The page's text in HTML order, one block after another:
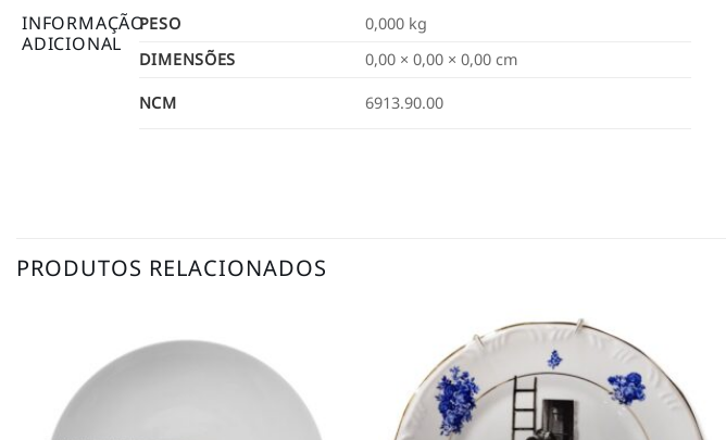
INFORMAÇÃO
ADICIONAL
PESO
0,000 kg
DIMENSÕES
0,00 × 0,00 × 0,00 cm
NCM 6913.90.00
PRODUTOS RELACIONADOS
à lista de
desejos
Adicionar
à lista de
desejos